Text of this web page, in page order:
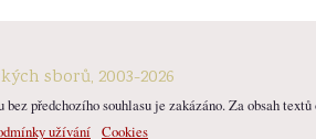
sborů, 2003-2026
bez předchozího souhlasu je zakázáno. Za obsah
užívání Cookies